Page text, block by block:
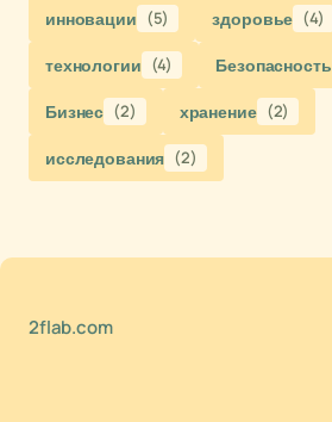
инновации (5) здоровье (4)
технологии (4) Безопасность
Бизнес (2) хранение (2)
исследования (2)
2flab.com